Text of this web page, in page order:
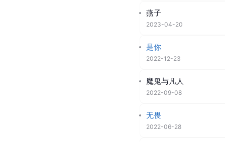
燕子
2023-04-20
是你
2022-12-23
魔鬼与凡人
2022-09-08
无畏
2022-06-28